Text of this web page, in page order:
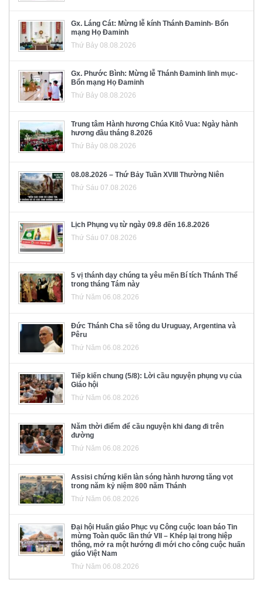
Gx. Láng Cát: Mừng lễ kính Thánh Đaminh- Bổn
mạng Họ Đaminh
Thứ Bảy 08.08.2026
Gx. Phước Bình: Mừng lễ Thánh Đaminh linh mục-
Bổn mạng Họ Đaminh
Thứ Bảy 08.08.2026
Trung tâm Hành hương Chúa Kitô Vua: Ngày hành
hương đầu tháng 8.2026
Thứ Bảy 08.08.2026
08.08.2026 – Thứ Bảy Tuần XVIII Thường Niên
Thứ Sáu 07.08.2026
Lịch Phụng vụ từ ngày 09.8 đến 16.8.2026
Thứ Sáu 07.08.2026
5 vị thánh dạy chúng ta yêu mến Bí tích Thánh Thể
trong tháng Tám này
Thứ Năm 06.08.2026
Đức Thánh Cha sẽ tông du Uruguay, Argentina và
Pêru
Thứ Năm 06.08.2026
Tiếp kiến chung (5/8): Lời cầu nguyện phụng vụ của
Giáo hội
Thứ Năm 06.08.2026
Năm thời điểm để cầu nguyện khi đang đi trên
đường
Thứ Năm 06.08.2026
Assisi chứng kiến làn sóng hành hương tăng vọt
trong năm kỷ niệm 800 năm Thánh
Thứ Năm 06.08.2026
Đại hội Huấn giáo Phục vụ Công cuộc loan báo Tin
mừng Toàn quốc lần thứ VII – Khép lại trong hiệp
thông, mở ra một hướng đi mới cho công cuộc huấn
giáo Việt Nam
Thứ Năm 06.08.2026